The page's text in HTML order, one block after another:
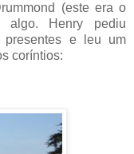
(este era o
algo. Henry pediu
e leu um
coríntios: